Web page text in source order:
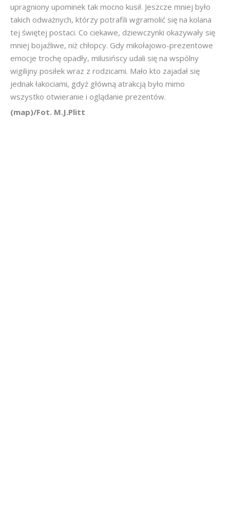
upragniony upominek tak mocno kusił. Jeszcze mniej było
takich odważnych, którzy potrafili wgramolić się na kolana
tej świętej postaci. Co ciekawe, dziewczynki okazywały się
mniej bojaźliwe, niż chłopcy. Gdy mikołajowo-prezentowe
emocje trochę opadły, milusińscy udali się na wspólny
wigilijny posiłek wraz z rodzicami. Mało kto zajadał się
jednak łakociami, gdyż główną atrakcją było mimo
wszystko otwieranie i oglądanie prezentów.
(map)/Fot. M.J.Plitt